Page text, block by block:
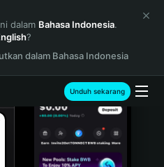
dalam Bahasa Indonesia.
?
dalam Bahasa Indonesia
Unduh sekarang